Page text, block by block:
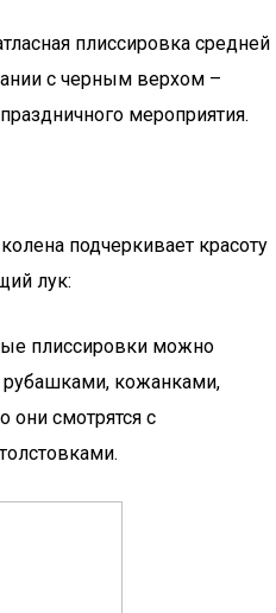
плиссировка средней
с черным верхом –
мероприятия.
подчеркивает красоту
лук:
плиссировки можно
рубашками, кожанками,
смотрятся с